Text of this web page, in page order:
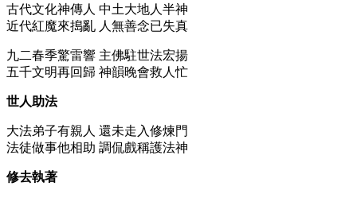
古代文化神傳人 中土大地人半神
近代紅魔來搗亂 人無善念已失真
九二春季驚雷響 主佛駐世法宏揚
五千文明再回歸 神韻晚會救人忙
世人助法
大法弟子有親人 還未走入修煉門
法徒做事他相助 調侃戲稱護法神
修去執著